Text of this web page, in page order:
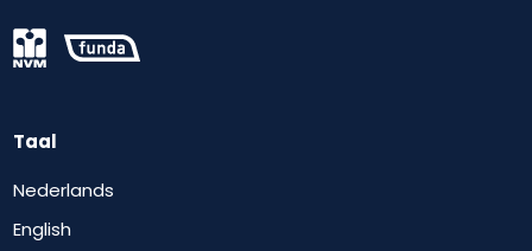
Taal
Nederlands
English